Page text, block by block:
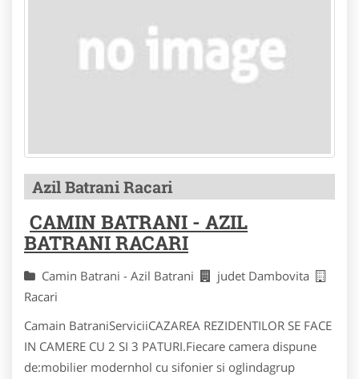
Azil Batrani Racari
CAMIN BATRANI - AZIL
BATRANI RACARI
Camin Batrani - Azil Batrani
judet Dambovita
Racari
Camain BatraniServiciiCAZAREA REZIDENTILOR SE FACE
IN CAMERE CU 2 SI 3 PATURI.Fiecare camera dispune
de:mobilier modernhol cu sifonier si oglindagrup